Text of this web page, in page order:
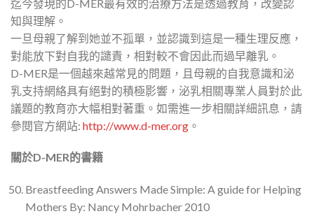
迄今發現的D-MER最有效的治療方法是透過教育，改變認
知與理解。
一旦母親了解到她並不孤單，並認識到這是一種生理反應，
對能放下對自我的譴責，相對較不會因此而過早離乳。
D-MER是一個越來越常見的問題，且母親的自我意識和泌
乳支持網絡具有絕對的積極影響，泌乳相關專業人員對於此
議題的教育亦大幅相對著重。如需進一步相關詳細訊息，請
參閱官方網站: http://www.d-mer.org 。
關於D-MER的書籍
Breastfeeding Answers Made Simple: A guide for Helping
Mothers By: Nancy Mohrbacher 2010